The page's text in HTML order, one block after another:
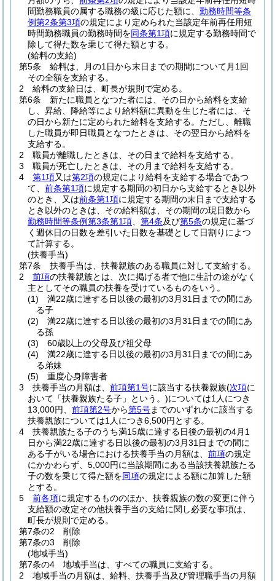
間勤務職員の属する職務の級に応じた額に、 勤務時間等条
例第2条第3項の規定により定められた当該定年前再任用短
時間勤務職員の勤務時間を同条第1項に規定する勤務時間で
除して得た数を乗じて得た額とする。
(給料の支給)
第5条
給料は、月の1日から末日までの期間について月1回
その全額を支給する。
2
給料の支給日は、町長が規則で定める。
第6条
新たに職員となつた者には、その日から給料を支給
し、昇給、降給等により給料額に異動を生じた者には、そ
の日から新たに定められた給料を支給する。 ただし、離職
した職員が即日職員となつたときは、その翌日から給料を
支給する。
2
職員が離職したときは、その日まで給料を支給する。
3
職員が死亡したときは、その月まで給料を支給する。
4
第1項又は第2項の規定により給料を支給する場合であつ
て、 前条第1項に規定する期間の初日から支給するとき以外
のとき、又は前条第1項に規定する期間の末日まで支給する
とき以外のときは、その給料額は、その期間の現日数から
勤務時間等条例第3条第1項
第4条及び第5条の規定に基づ
く週休日の日数を差引いた日数を基礎として日割りによつ
て計算する。
(扶養手当)
第7条
扶養手当は、扶養親族のある職員に対して支給する。
2
前項の扶養親族とは、次に掲げる者で他に生計の途がなく
主としてその職員の扶養を受けているものをいう。
(1)
満22歳に達する日以後の最初の3月31日までの間にあ
る子
(2)
満22歳に達する日以後の最初の3月31日までの間にあ
る孫
(3)
60歳以上の父母及び祖父母
(4)
満22歳に達する日以後の最初の3月31日までの間にあ
る弟妹
(5)
重度心身障害者
3
扶養手当の月額は、 前項第1号に該当する扶養親族(次項に
おいて「扶養親族たる子」という。)については1人につき
13,000円、 前項第2号から第5号までのいずれかに該当する
扶養親族については1人につき6,500円とする。
4
扶養親族たる子のうち満15歳に達する日後の最初の4月1
日から満22歳に達する日以後の最初の3月31日までの間に
ある子がいる場合における扶養手当の月額は、 前項の規定
にかかわらず、5,000円に当該期間にある当該扶養親族たる
子の数を乗じて得た額を同項の規定による額に加算した額
とする。
5
前各項に規定するもののほか、扶養親族の数の変更に伴う
支給額の改定その他扶養手当の支給に関し必要な事項は、
町長が規則で定める。
第7条の2
削除
第7条の3
削除
(地域手当)
第7条の4
地域手当は、すべての職員に支給する。
2
地域手当の月額は、給料、扶養手当及び管理職手当の月額